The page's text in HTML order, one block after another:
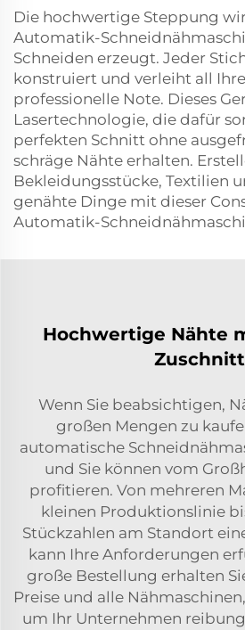
Die hochwertige Steppung
Automatik-
Schneiden erzeugt. Jeder
konstruiert und verleiht all
professionelle Note. Dieses
Lasertechnologie, die dafür
perfekten Schnitt ohne
schräge Nähte erhalten.
Bekleidungsstücke, Textilien
genähte Dinge mit dieser
Automatik-
Hochwertige Nähte
Zuschnitt
Wenn Sie beabsichtigen,
großen Mengen zu
automatische
und Sie können vom
profitieren. Von mehreren
kleinen Produktionslinie
Stückzahlen am Standort
kann Ihre Anforderungen
große Bestellung erhalten
Preise und alle
um Ihr Unternehmen